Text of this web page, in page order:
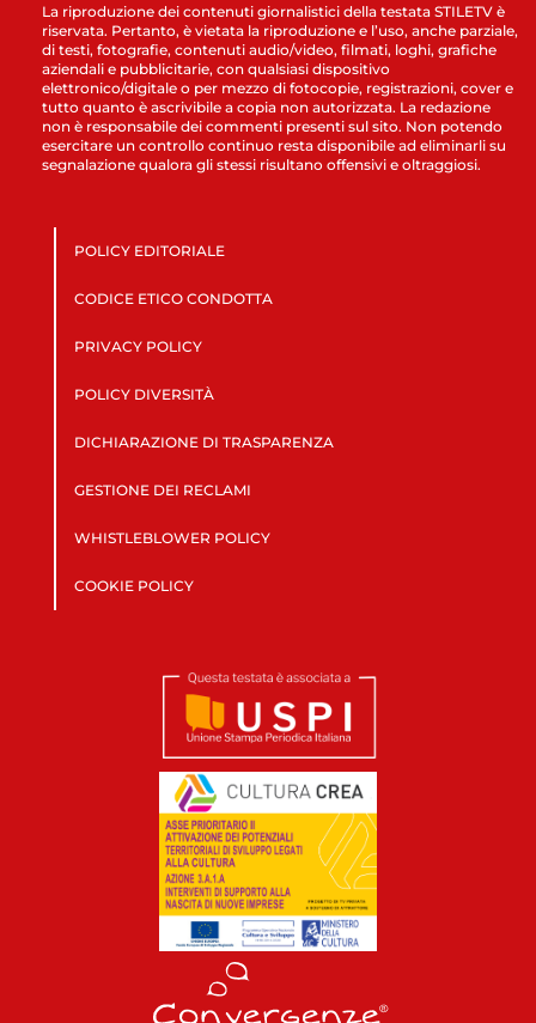
La riproduzione dei contenuti giornalistici della testata STILETV è
riservata. Pertanto, è vietata la riproduzione e l’uso, anche parziale,
di testi, fotografie, contenuti audio/video, filmati, loghi, grafiche
aziendali e pubblicitarie, con qualsiasi dispositivo
elettronico/digitale o per mezzo di fotocopie, registrazioni, cover e
tutto quanto è ascrivibile a copia non autorizzata. La redazione
non è responsabile dei commenti presenti sul sito. Non potendo
esercitare un controllo continuo resta disponibile ad eliminarli su
segnalazione qualora gli stessi risultano offensivi e oltraggiosi.
POLICY EDITORIALE
CODICE ETICO CONDOTTA
PRIVACY POLICY
POLICY DIVERSITÀ
DICHIARAZIONE DI TRASPARENZA
GESTIONE DEI RECLAMI
WHISTLEBLOWER POLICY
COOKIE POLICY